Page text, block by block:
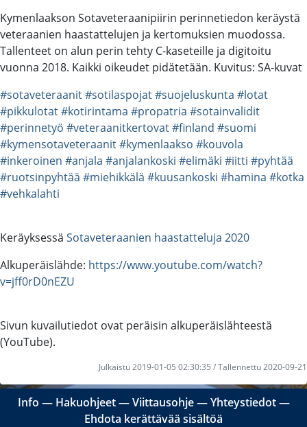
Kymenlaakson Sotaveteraanipiirin perinnetiedon keräystä
veteraanien haastattelujen ja kertomuksien muodossa.
Tallenteet on alun perin tehty C-kaseteille ja digitoitu
vuonna 2018. Kaikki oikeudet pidätetään. Kuvitus: SA-kuvat
#sotaveteraanit#sotilaspojat#suojeluskunta #lotat
#pikkulotat#kotirintama #propatria #sotainvalidit
#perinnetyö #veteraanitkertovat#finland #suomi
#kymensotaveteraanit#kymenlaakso #kouvola
#inkeroinen #anjala #anjalankoski #elimäki #iitti #pyhtää
#ruotsinpyhtää #miehikkälä #kuusankoski #hamina #kotka
#vehkalahti
Keräyksessä Sotaveteraanien haastatteluja 2020
Alkuperäislähde: https://www.youtube.com/watch?
v=jff0rD0nEZU
Sivun kuvailutiedot ovat peräisin alkuperäislähteestä
(YouTube).
Julkaistu 2019-01-05 02:30:35 / Tallennettu 2020-09-21
Info ― Hakuohjeet―Viittausohje―Yhteystiedot―
Ehdota kerättävää sisältöä